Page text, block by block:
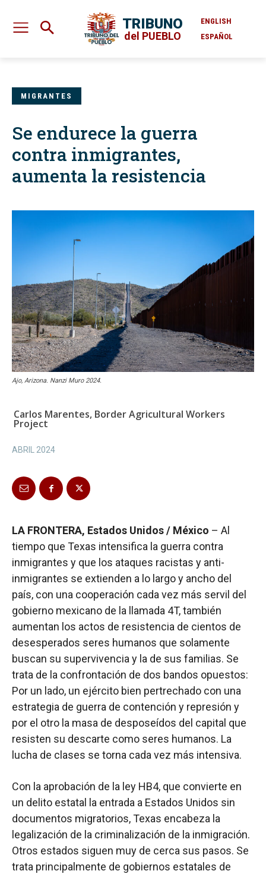
TRIBUNO
del PUEBLO
ENGLISH
ESPAÑOL
MIGRANTES
Se endurece la guerra
contra inmigrantes,
aumenta la resistencia
Ajo, Arizona. Nanzi Muro 2024.
Carlos Marentes, Border Agricultural Workers
Project
ABRIL 2024
LA FRONTERA, Estados Unidos / México – Al
tiempo que Texas intensifica la guerra contra
inmigrantes y que los ataques racistas y anti-
inmigrantes se extienden a lo largo y ancho del
país, con una cooperación cada vez más servil del
gobierno mexicano de la llamada 4T, también
aumentan los actos de resistencia de cientos de
desesperados seres humanos que solamente
buscan su supervivencia y la de sus familias. Se
trata de la confrontación de dos bandos opuestos:
Por un lado, un ejército bien pertrechado con una
estrategia de guerra de contención y represión y
por el otro la masa de desposeídos del capital que
resisten su descarte como seres humanos. La
lucha de clases se torna cada vez más intensiva.
Con la aprobación de la ley HB4, que convierte en
un delito estatal la entrada a Estados Unidos sin
documentos migratorios, Texas encabeza la
legalización de la criminalización de la inmigración.
Otros estados siguen muy de cerca sus pasos. Se
trata principalmente de gobiernos estatales de